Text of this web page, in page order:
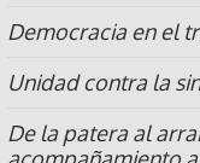
Democracia en el
Unidad contra la
De la patera al